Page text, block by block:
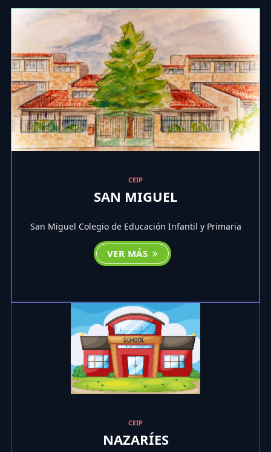
CEIP
SAN MIGUEL
San Miguel Colegio de Educación Infantil y Primaria
VER MÁS
CEIP
NAZARÍES